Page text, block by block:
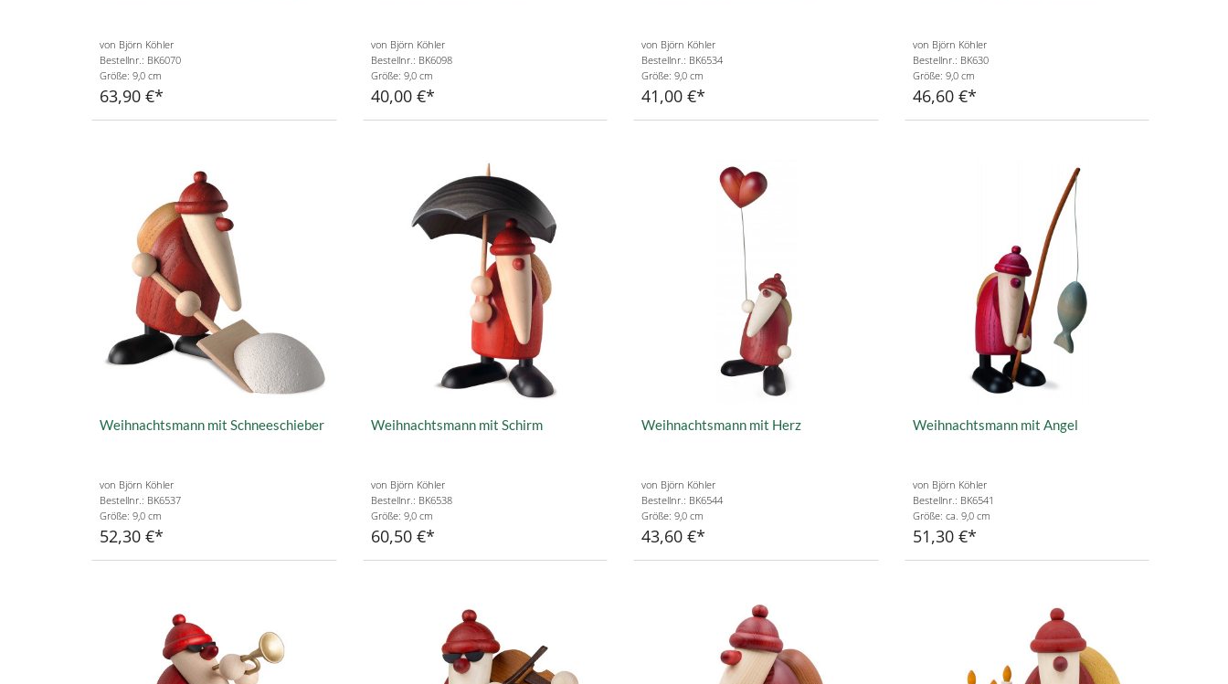
von Björn Köhler
Bestellnr.: BK6070
Größe: 9,0 cm
63,90 €
von Björn Köhler
Bestellnr.: BK6098
Größe: 9,0 cm
40,00 €
von Björn Köhler
Bestellnr.: BK6534
Größe: 9,0 cm
41,00 €
von Björn Köhler
Bestellnr.: BK630
Größe: 9,0 cm
46,60 €
Weihnachtsmann mit Schneeschieber
von Björn Köhler
Bestellnr.: BK6537
Größe: 9,0 cm
52,30 €
Weihnachtsmann mit Schirm
von Björn Köhler
Bestellnr.: BK6538
Größe: 9,0 cm
60,50 €
Weihnachtsmann mit Herz
von Björn Köhler
Bestellnr.: BK6544
Größe: 9,0 cm
43,60 €
Weihnachtsmann mit Angel
von Björn Köhler
Bestellnr.: BK6541
Größe: ca. 9,0 cm
51,30 €